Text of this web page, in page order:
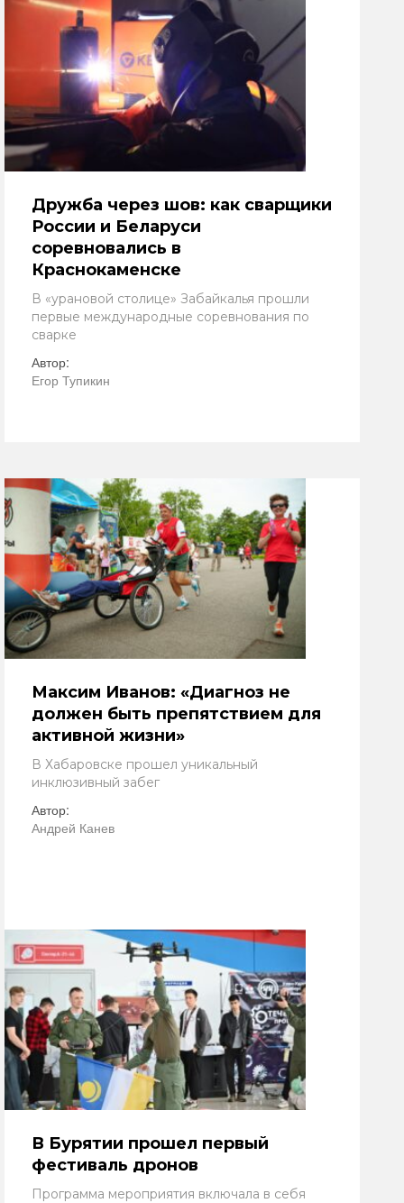
Дружба через шов: как сварщики
России и Беларуси
соревновались в
Краснокаменске
В «урановой столице» Забайкалья прошли
первые международные соревнования по
сварке
Автор:
Егор Тупикин
Максим Иванов: «Диагноз не
должен быть препятствием для
активной жизни»
В Хабаровске прошел уникальный
инклюзивный забег
Автор:
Андрей Канев
В Бурятии прошел первый
фестиваль дронов
Программа мероприятия включала в себя